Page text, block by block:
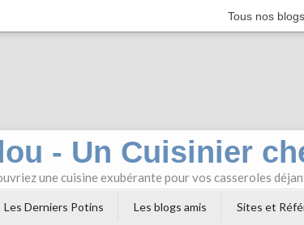
Tous nos
- Un Cuisinier
une cuisine exubérante pour vos casseroles
Les Derniers Potins Les blogs amis Sites et